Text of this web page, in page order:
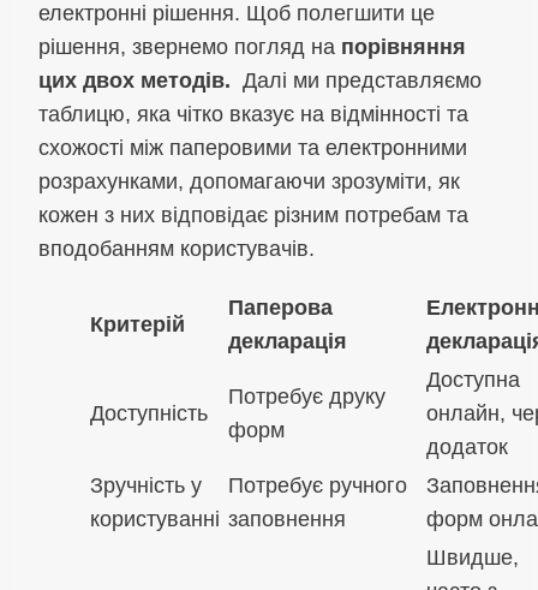
електронні рішення. Щоб полегшити це
рішення, звернемо погляд на порівняння
цих двох методів. Далі ми представляємо
таблицю, яка чітко вказує на відмінності та
схожості між паперовими та електронними
розрахунками, допомагаючи зрозуміти, як
кожен з них відповідає різним потребам та
вподобанням користувачів.
Критерій
Паперова
декларація
Доступність
Потребує друку
форм
Доступна
онлайн,
додаток
Зручність у
користуванні
Потребує ручного
заповнення
форм
Швидше,